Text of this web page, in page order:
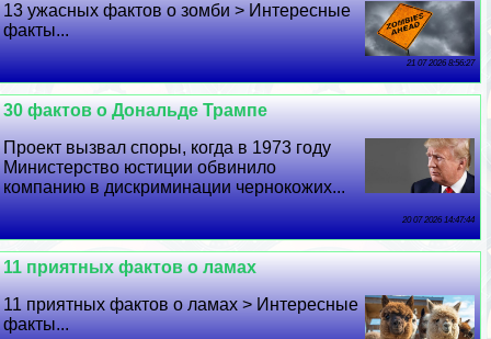
13 ужасных фактов о зомби > Интересные
факты...
21 07 2026 8:56:27
30 фактов о Дональде Трампе
Проект вызвал споры, когда в 1973 году
Министерство юстиции обвинило
компанию в дискриминации чернокожих...
20 07 2026 14:47:44
11 приятных фактов о ламах
11 приятных фактов о ламах > Интересные
факты...